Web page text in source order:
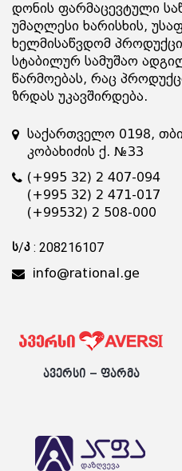
დონის ფარმაცევტული
უმაღლესი ხარისხის,
ხელმისაწვდომ
სტაბილურ სამუშაო
წარმოებას, რაც
ზრდას უკავშირდება.
საქართველო 0198,
კობახიძის ქ. №33
(+995 32) 2 407-094
(+995 32) 2 471-017
(+99532) 2 508-000
ს/კ : 208216107
info@rational.ge
ავერსი – ფარმა